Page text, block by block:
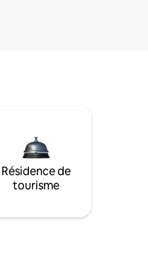
Résidence de
tourisme